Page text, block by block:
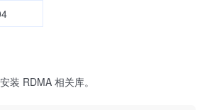
装 RDMA 相关库。